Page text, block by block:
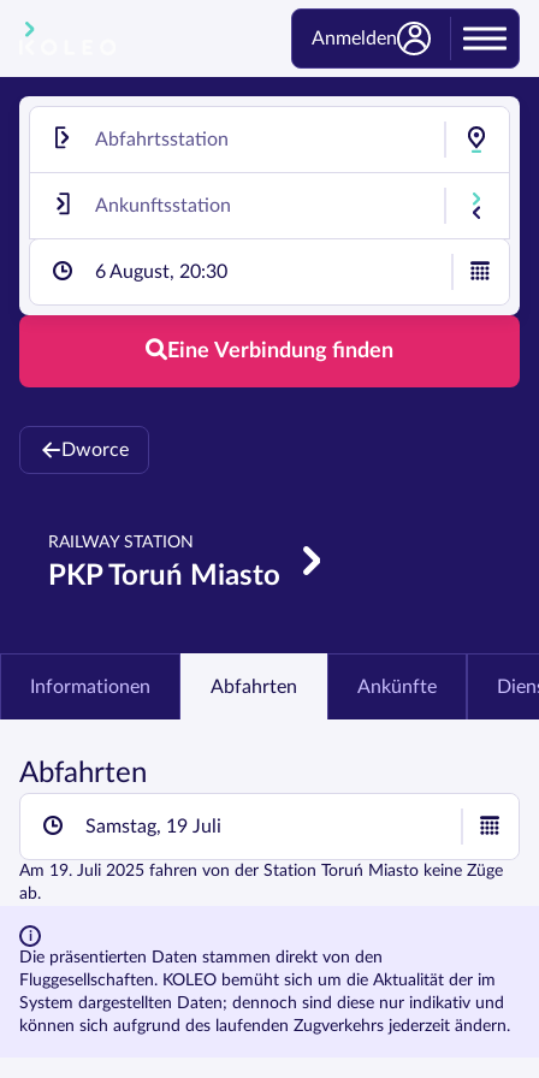
Anmelden
6 August, 20:30
Eine Verbindung finden
Dworce
RAILWAY STATION
PKP Toruń Miasto
Informationen Abfahrten Ankünfte
Abfahrten
Samstag, 19 Juli
Am 19. Juli 2025 fahren von der Station Toruń Miasto keine Züge
ab.
Die präsentierten Daten stammen direkt von den
Fluggesellschaften. KOLEO bemüht sich um die Aktualität der im
System dargestellten Daten; dennoch sind diese nur indikativ und
können sich aufgrund des laufenden Zugverkehrs jederzeit ändern.